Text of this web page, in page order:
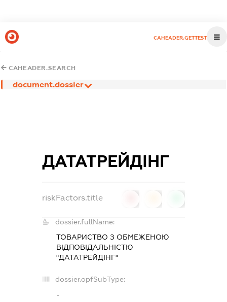
CAHEADER.GETTEST
CAHEADER.SEARCH
document.dossier
ДАТАТРЕЙДІНГ
riskFactors.title
dossier.fullName:
ТОВАРИСТВО З ОБМЕЖЕНОЮ
ВІДПОВІДАЛЬНІСТЮ
"ДАТАТРЕЙДІНГ"
dossier.opfSubType:
-